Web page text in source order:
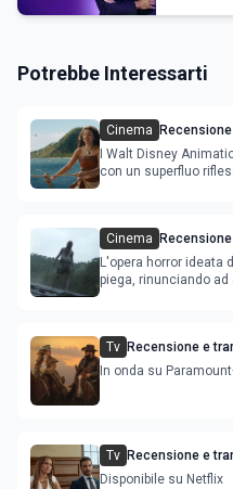
Potrebbe Interessarti
Cinema
attori
I Walt Disney
con un superfluo
Cinema
della saga
L'opera horror ideata
piega, rinunciando
Tv Recensione e
episodio in onda
In onda su
Tv Recensione e
Lopez
Disponibile su Netflix